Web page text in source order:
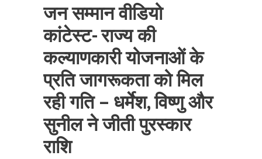
जन सम्मान वीडियो
कांटेस्ट- राज्य की
कल्याणकारी योजनाओं के
प्रति जागरूकता को मिल
रही गति – धर्मेश, विष्णु और
सुनील ने जीती पुरस्कार
राशि